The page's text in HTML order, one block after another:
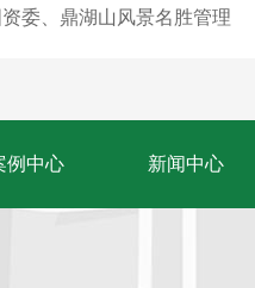
委、鼎湖山风景名胜管理
例中心 新闻中心